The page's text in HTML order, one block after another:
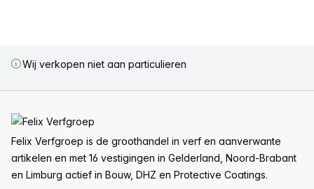
Wij verkopen niet aan particulieren
Felix Verfgroep is de groothandel in verf en aanverwante
artikelen en met 16 vestigingen in Gelderland, Noord-Brabant
en Limburg actief in Bouw, DHZ en Protective Coatings.